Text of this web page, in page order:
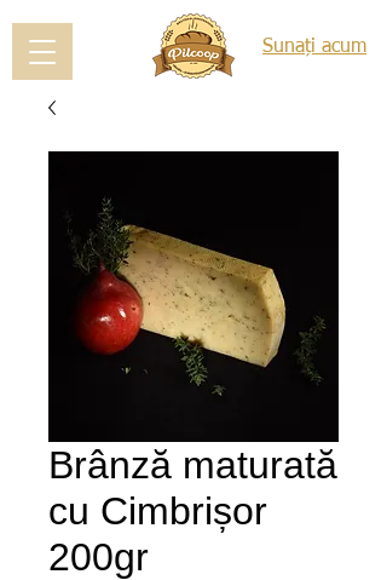
Sunați acum
Brânză maturată
cu Cimbrișor
200gr